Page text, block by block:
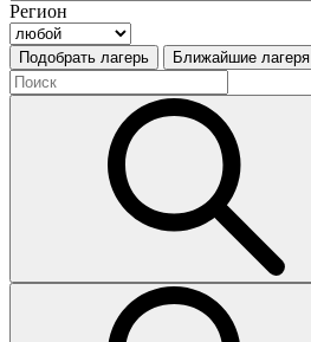
Регион
Подобрать лагерь Ближайшие лагеря